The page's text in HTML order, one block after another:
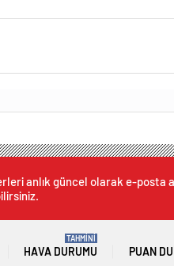
anlık güncel olarak e-posta
HAVA DURUMU
TAHMİNİ
PUAN